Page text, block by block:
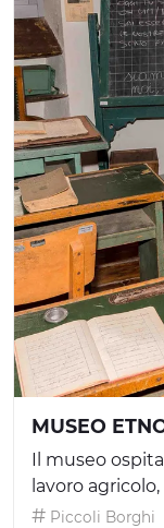
MUSEO
Il museo
lavoro
Piccoli Borghi